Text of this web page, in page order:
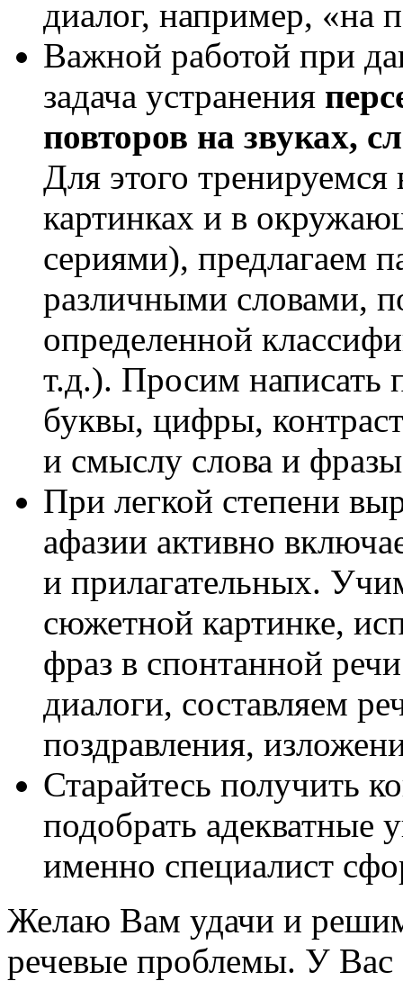
диалог, например, «на
Важной работой при
задача устранения
повторов на звуках,
Для этого тренируемся
картинках и в
сериями), предлагаем
различными словами,
определенной
т.д.). Просим написать
буквы, цифры,
и смыслу слова и
При легкой степени
афазии активно
и прилагательных.
сюжетной картинке,
фраз в спонтанной
диалоги, составляем
поздравления,
Старайтесь получить
подобрать
именно специалист
Желаю Вам удачи и
речевые проблемы. У Вас